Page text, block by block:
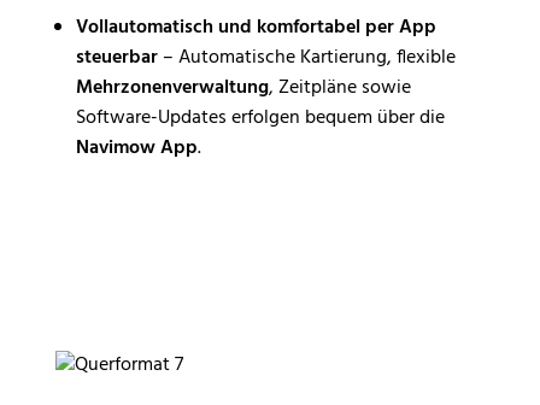
Vollautomatisch und komfortabel per App
steuerbar– Automatische Kartierung, flexible
Mehrzonenverwaltung, Zeitpläne sowie
Software-Updates erfolgen bequem über die
Navimow App.